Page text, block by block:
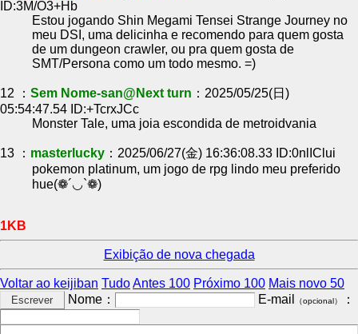
ID:3M/O3+Hb
Estou jogando Shin Megami Tensei Strange Journey no
meu DSI, uma delicinha e recomendo para quem gosta
de um dungeon crawler, ou pra quem gosta de
SMT/Persona como um todo mesmo. =)
12 ： Sem Nome-san@Next turn ：2025/05/25(日)
05:54:47.54 ID:+TcrxJCc
Monster Tale, uma joia escondida de metroidvania
13 ： masterlucky ：2025/06/27(金) 16:36:08.33 ID:0nlIClui
pokemon platinum, um jogo de rpg lindo meu preferido
hue(❁´◡`❁)
1KB
Exibição de nova chegada
Voltar ao keijiban TudoAntes 100 Próximo 100 Mais novo 50
Nome：
E-mail （opcional） ：